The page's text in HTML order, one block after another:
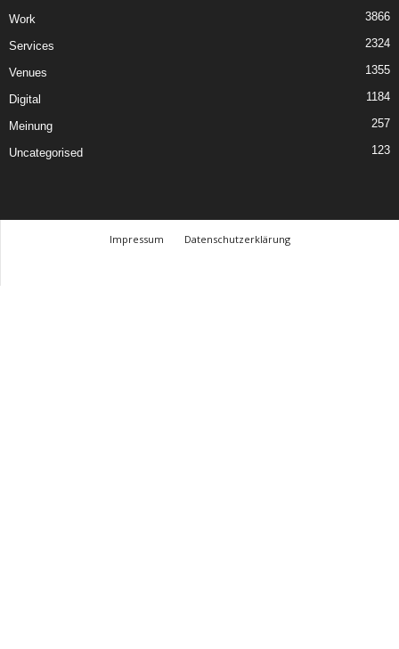
Work 3866
Services 2324
Venues 1355
Digital 1184
Meinung 257
Uncategorised 123
Impressum
Datenschutzerklärung